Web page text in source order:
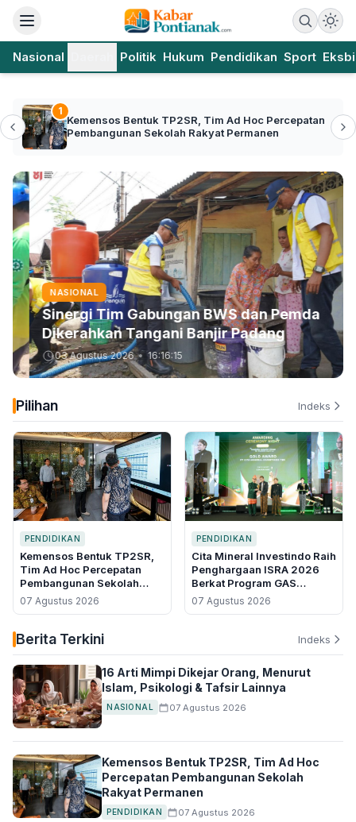
Nasional Politik Hukum Pendidikan Sport
1
Kemensos Bentuk TP2SR, Tim Ad Hoc Percepatan
Pembangunan Sekolah Rakyat Permanen
NASIONAL
Sinergi Tim Gabungan BWS dan Pemda
Dikerahkan Tangani Banjir Padang
03 Agustus 2026•16:16:15
Pilihan Indeks
PENDIDIKAN
Kemensos Bentuk TP2SR,
Tim Ad Hoc Percepatan
Pembangunan Sekolah
Rakyat Permanen
07 Agustus 2026
PENDIDIKAN
Cita Mineral Investindo Raih
Penghargaan ISRA 2026
Berkat Program GAS
CERDAS, Tekan Angka
Putus Sekolah di Air Upas
07 Agustus 2026
Berita Terkini Indeks
16 Arti Mimpi Dikejar Orang, Menurut
Islam, Psikologi & Tafsir Lainnya
NASIONAL 07 Agustus 2026
Kemensos Bentuk TP2SR, Tim Ad Hoc
Percepatan Pembangunan Sekolah
Rakyat Permanen
PENDIDIKAN 07 Agustus 2026